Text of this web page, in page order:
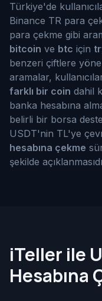
Türkiye'de
Binance TR para
para çekme gibi
bitcoin ve btc için
benzeri çiftlere
aramalar,
farklı bir coin dahil
banka hesabına
belirli bir borsa
USDT'nin TL'ye
hesabına çekme
şekilde
iTeller ile
Hesabına